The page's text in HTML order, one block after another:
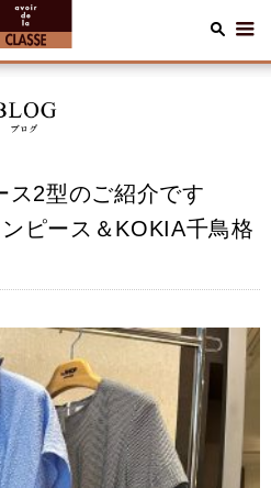
ス2型のご紹介です
ピース＆KOKIA千鳥格